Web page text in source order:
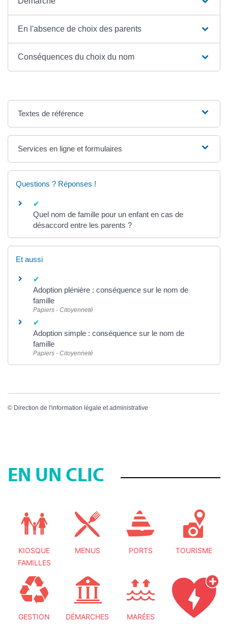
En l'absence de choix des parents
Conséquences du choix du nom
Textes de référence
Services en ligne et formulaires
Questions ? Réponses !
Quel nom de famille pour un enfant en cas de
désaccord entre les parents ?
Et aussi
Adoption plénière : conséquence sur le nom de
famille
Papiers - Citoyenneté
Adoption simple : conséquence sur le nom de
famille
Papiers - Citoyenneté
© Direction de l'information légale et administrative
EN UN CLIC
KIOSQUE
FAMILLES
MENUS PORTS TOURISME
GESTION
DÉMARCHES MARÉES